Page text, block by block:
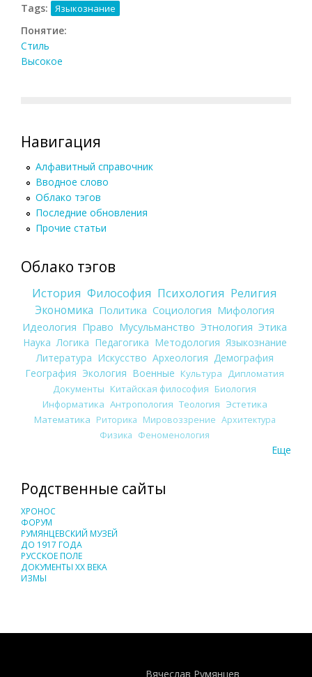
Tags: Языкознание
Понятие:
Стиль
Высокое
Навигация
Алфавитный справочник
Вводное слово
Облако тэгов
Последние обновления
Прочие статьи
Облако тэгов
История Философия Психология Религия
Экономика Политика Социология Мифология
Идеология Право Мусульманство Этнология Этика
Наука Логика Педагогика Методология Языкознание
Литература Искусство Археология Демография
География Экология Военные Культура
Дипломатия
Документы Китайская философия Биология
Информатика Антропология Теология Эстетика
Математика Риторика Мировоззрение Архитектура
Физика Феноменология
Еще
Родственные сайты
ХРОНОС
ФОРУМ
РУМЯНЦЕВСКИЙ МУЗЕЙ
ДО 1917 ГОДА
РУССКОЕ ПОЛЕ
ДОКУМЕНТЫ XX ВЕКА
ИЗМЫ
Вячеслав Румянцев